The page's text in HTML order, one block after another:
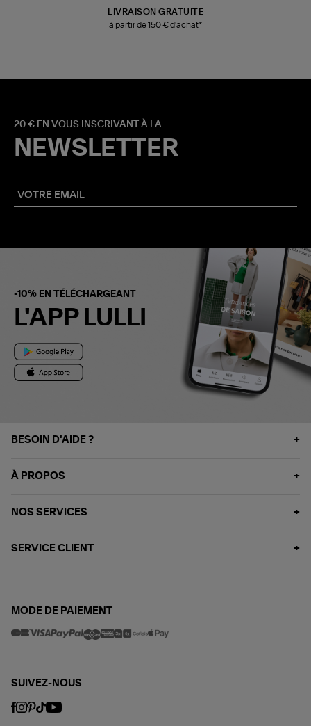
LIVRAISON GRATUITE
à partir de 150 € d'achat*
20 € EN VOUS INSCRIVANT À LA
NEWSLETTER
-10% EN TÉLÉCHARGEANT
L'APP LULLI
BESOIN D'AIDE ?
À PROPOS
NOS SERVICES
SERVICE CLIENT
MODE DE PAIEMENT
SUIVEZ-NOUS